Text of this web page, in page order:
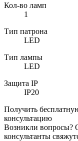
Кол-во ламп
1
Тип патрона
LED
Тип лампы
LED
Защита IP
IP20
Получить
консультацию
Возникли вопросы?
консультанты